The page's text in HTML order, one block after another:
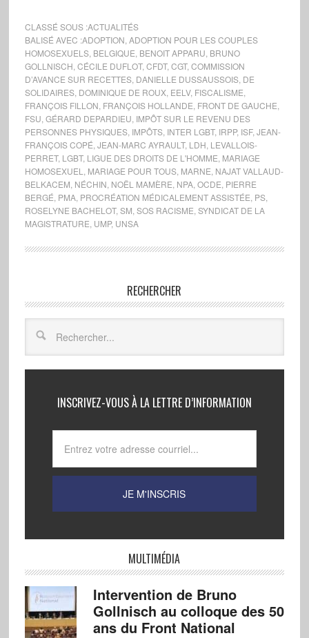
CLASSÉ SOUS :ACTUALITÉS
BALISÉ AVEC :ADOPTION ADOPTION POUR LES COUPLES
HOMOSEXUELS, BELGIQUE BENOIT APPARU BRUNO
GOLLNISCH CÉCILE DUFLOT, CFDT, CGT, COMMISSION
D’AVANCE SUR RECETTES, DANIELLE DUSSAUSSOIS, DE
SOLIDAIRES, DOMINIQUE DE ROUX, EELV, FISCALISME
FRANÇOIS FILLON FRANÇOIS HOLLANDE FRONT DE GAUCHE
FSU GÉRARD DEPARDIEU IMPÔT SUR LE REVENU DES
PERSONNES PHYSIQUES, IMPÔTS, INTER LGBT, IRPP, ISF, JEAN-
FRANÇOIS COPÉ JEAN-MARC AYRAULT, LDH LEVALLOIS-
PERRET, LGBT, LIGUE DES DROITS DE L'HOMME MARIAGE
HOMOSEXUEL
MARIAGE POUR TOUS, MARNE NAJAT VALLAUD-
BELKACEM NÉCHIN NOËL MAMÈRE NPA, OCDE PIERRE
BERGÉ PMA, PROCRÉATION MÉDICALEMENT ASSISTÉE PS,
ROSELYNE BACHELOT, SM SOS RACISME SYNDICAT DE LA
MAGISTRATURE UMP, UNSA
RECHERCHER
INSCRIVEZ-VOUS À LA LETTRE D’INFORMATION
MULTIMÉDIA
Intervention de Bruno
Gollnisch au colloque des 50
ans du Front National